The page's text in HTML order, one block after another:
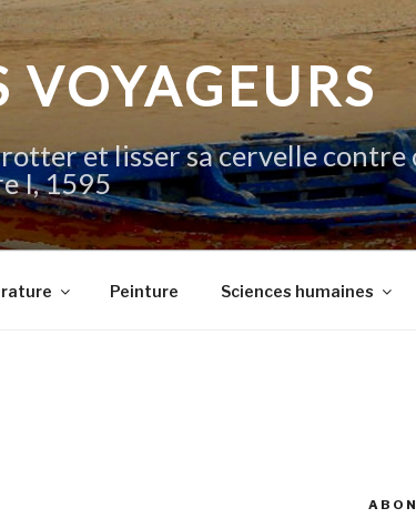
VOYAGEURS
et lisser sa cervelle
I, 1595
Peinture Sciences humaines